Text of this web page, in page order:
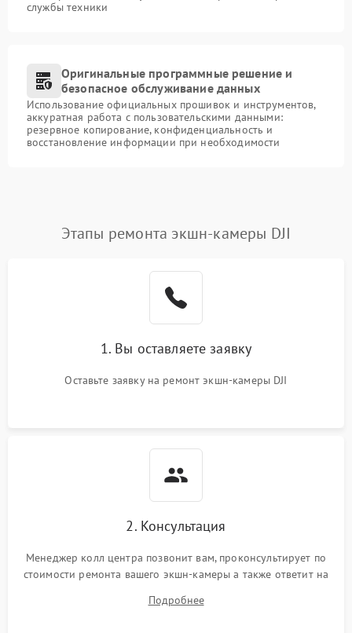
службы техники
Оригинальные программные решение и
безопасное обслуживание данных
Использование официальных прошивок и инструментов,
аккуратная работа с пользовательскими данными:
резервное копирование, конфиденциальность и
восстановление информации при необходимости
Этапы ремонта экшн-камеры DJI
1. Вы оставляете заявку
Оставьте заявку на ремонт экшн-камеры DJI
2. Консультация
Менеджер колл центра позвонит вам, проконсультирует по
стоимости ремонта вашего экшн-камеры а также ответит на
Подробнее